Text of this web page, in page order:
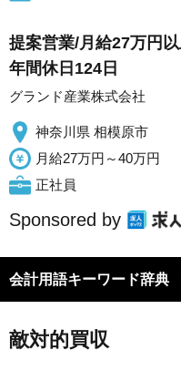
提案営業/月給27万円
年間休日124日
グランド産業株式会社
神奈川県 相模原市
月給27万円～40万円
正社員
Sponsored by
会計用語キーワード辞典
敵対的買収